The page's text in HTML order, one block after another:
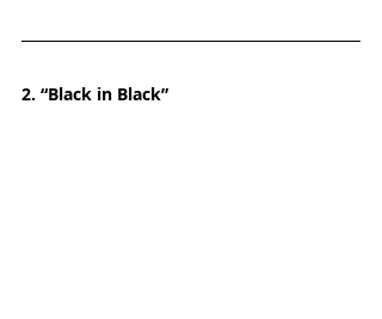
2. “Black in Black”